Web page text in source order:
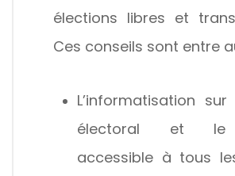
élections libres et
Ces conseils sont entre
L’informatisation
électoral et le
accessible à tous